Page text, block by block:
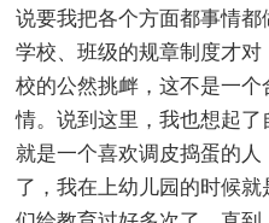
说要我把各个方面都事情
学校、班级的规章制度才
校的公然挑衅，这不是一
情。说到这里，我也想起
就是一个喜欢调皮捣蛋的
了，我在上幼儿园的时候